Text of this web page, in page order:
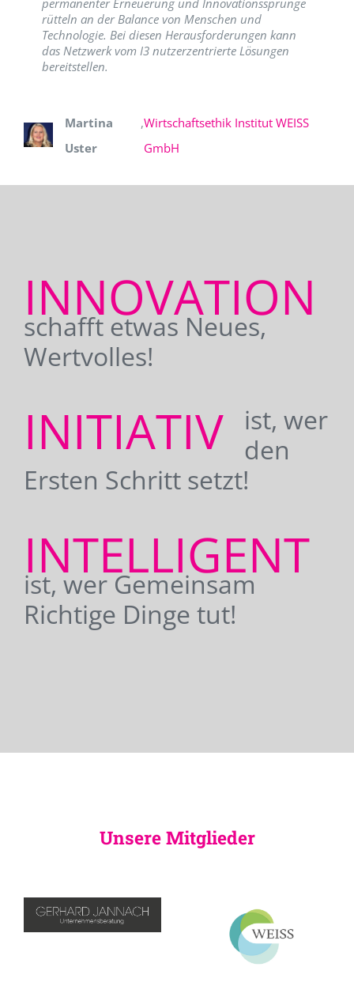
permanenter Erneuerung und Innovationssprünge
rütteln an der Balance von Menschen und
Technologie. Bei diesen Herausforderungen kann
das Netzwerk vom I3 nutzerzentrierte Lösungen
bereitstellen.
Martina
Uster
,Wirtschaftsethik Institut WEISS
GmbH
INNOVATION
schafft etwas Neues,
Wertvolles!
INITIATIV
ist, wer
den
Ersten Schritt setzt!
INTELLIGENT
ist, wer Gemeinsam
Richtige Dinge tut!
Unsere Mitglieder